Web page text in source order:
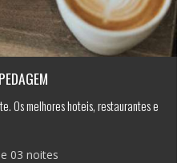
Os melhores hoteis, restaurantes e
03 noites